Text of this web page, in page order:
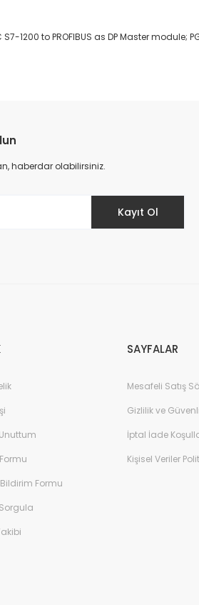
1200 to PROFIBUS as DP Master
haberdar olabilirsiniz.
Kayıt Ol
Formu
SAYFALAR
Mesafeli Satış
Gizlilik ve
İptal İade
Kişisel Veriler